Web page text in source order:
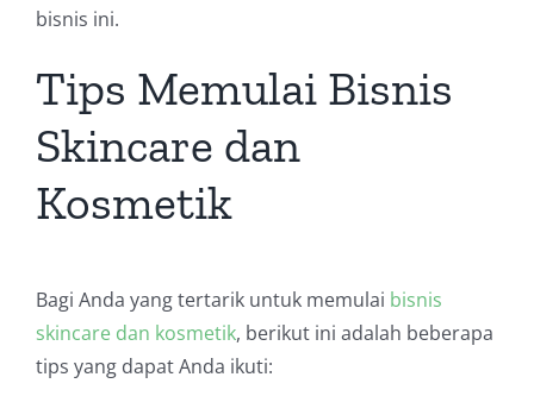
bisnis ini.
Tips Memulai Bisnis
Skincare dan
Kosmetik
Bagi Anda yang tertarik untuk memulai bisnis
skincare dan kosmetik, berikut ini adalah beberapa
tips yang dapat Anda ikuti: